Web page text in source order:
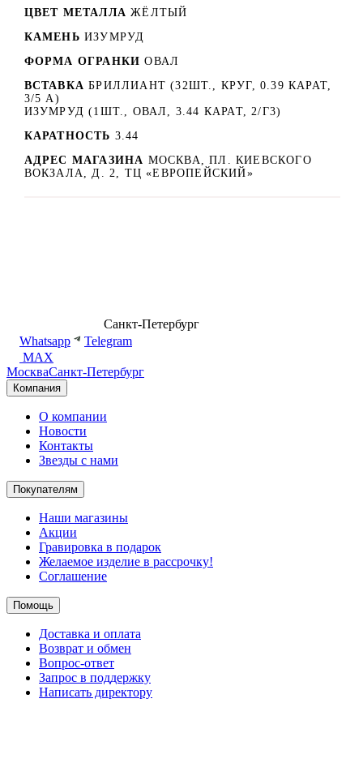
ЦВЕТ МЕТАЛЛА ЖЁЛТЫЙ
КАМЕНЬ ИЗУМРУД
ФОРМА ОГРАНКИ ОВАЛ
ВСТАВКА БРИЛЛИАНТ (32ШТ., КРУГ, 0.39 КАРАТ,
3/5 А)
ИЗУМРУД (1ШТ., ОВАЛ, 3.44 КАРАТ, 2/Г3)
КАРАТНОСТЬ 3.44
АДРЕС МАГАЗИНА МОСКВА, ПЛ. КИЕВСКОГО
ВОКЗАЛА, Д. 2, ТЦ «ЕВРОПЕЙСКИЙ»
Санкт-Петербург
Whatsapp
Telegram
MAX
МоскваСанкт-Петербург
Компания
О компании
Новости
Контакты
Звезды с нами
Покупателям
Наши магазины
Акции
Гравировка в подарок
Желаемое изделие в рассрочку!
Соглашение
Помощь
Доставка и оплата
Возврат и обмен
Вопрос-ответ
Запрос в поддержку
Написать директору